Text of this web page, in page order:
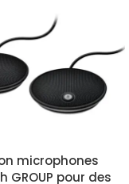
microphones
GROUP pour des